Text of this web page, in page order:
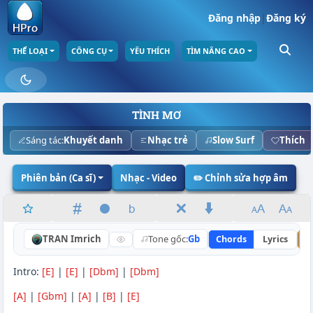
Đăng nhập|Đăng ký
THỂ LOẠI CÔNG CỤ YÊU THÍCH TÌM NÂNG CAO
TÌNH MƠ
Sáng tác:Khuyết danh Nhạc trẻ Slow Surf Thích
Phiên bản (Ca sĩ) Nhạc - Video ✏️ Chỉnh sửa hợp âm
TRAN Imrich Tone gốc:Gb Chords Lyrics
Intro: [E] | [E] | [Dbm] | [Dbm]
[A] | [Gbm] | [A] | [B] | [E]